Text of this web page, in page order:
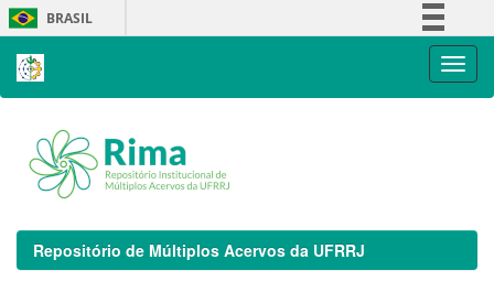
Skip
navigation
BRASIL
Repositório de Múltiplos Acervos da UFRRJ